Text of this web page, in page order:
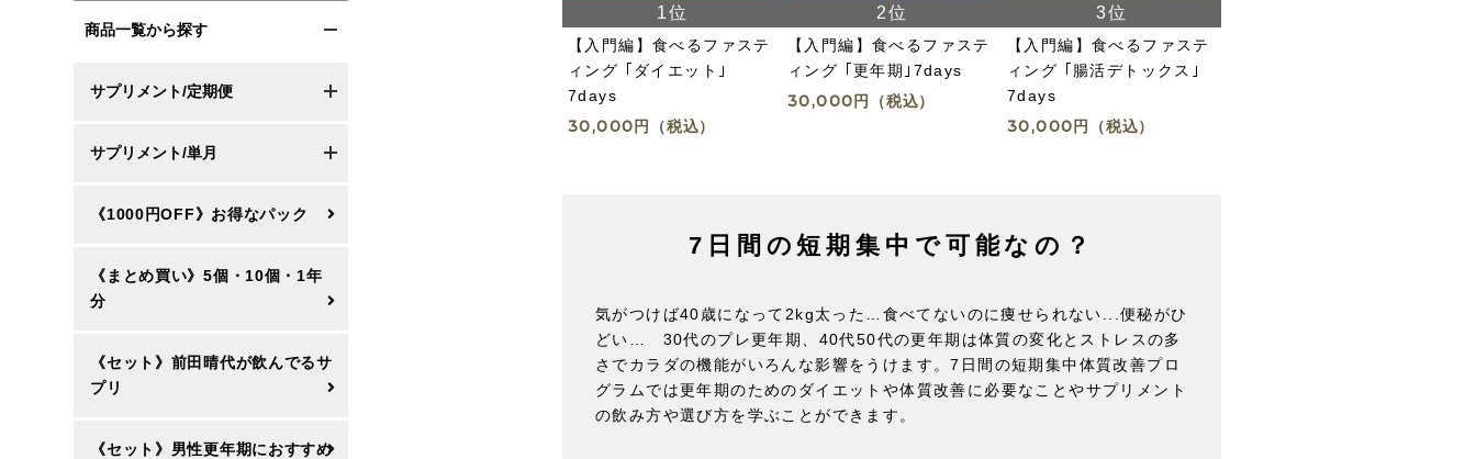
商品一覧から探す
サプリメント/定期便
サプリメント/単月
《1000円OFF》お得なパック
《まとめ買い》5個・10個・1年
分
《セット》前田晴代が飲んでるサ
プリ
《セット》男性更年期におすすめ
【入門編】食べるファステ
ィング ｢ダイエット｣
7days
30,000円（税込）
【入門編】食べるファステ
ィング ｢更年期｣7days
30,000円（税込）
【入門編】食べるファステ
ィング ｢腸活デトックス｣
7days
30,000円（税込）
7日間の短期集中で可能なの？
気がつけば40歳になって2kg太った…食べてないのに痩せられない...便秘がひ
どい… 30代のプレ更年期、40代50代の更年期は体質の変化とストレスの多
さでカラダの機能がいろんな影響をうけます。7日間の短期集中体質改善プロ
グラムでは更年期のためのダイエットや体質改善に必要なことやサプリメント
の飲み方や選び方を学ぶことができます。